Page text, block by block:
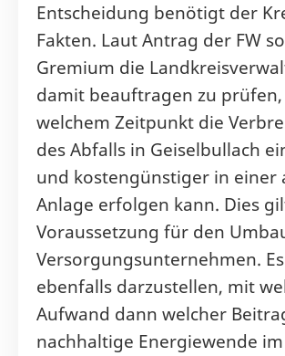
Entscheidung benötigt der
Fakten. Laut Antrag der FW
Gremium die
damit beauftragen zu
welchem Zeitpunkt die
des Abfalls in Geiselbullach
und kostengünstiger in einer
Anlage erfolgen kann. Dies
Voraussetzung für den
Versorgungsunternehmen.
ebenfalls darzustellen, mit
Aufwand dann welcher
nachhaltige Energiewende